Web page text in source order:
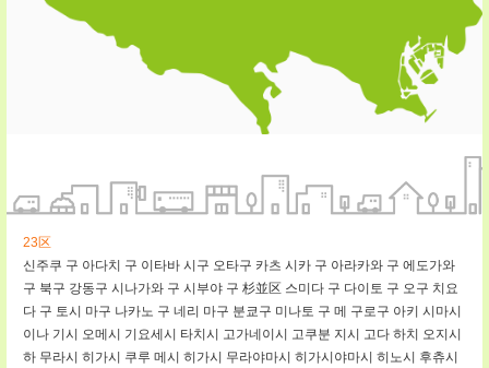
23区
신주쿠 구 아다치 구 이타바 시구 오타구 카츠 시카 구 아라카와 구 에도가와
구 북구 강동구 시나가와 구 시부야 구 杉並区 스미다 구 다이토 구 오구 치요
다 구 토시 마구 나카노 구 네리 마구 분쿄구 미나토 구 메 구로구 아키 시마시
이나 기시 오메시 기요세시 타치시 고가네이시 고쿠분 지시 고다 하치 오지시
하 무라시 히가시 쿠루 메시 히가시 무라야마시 히가시야마시 히노시 후츄시